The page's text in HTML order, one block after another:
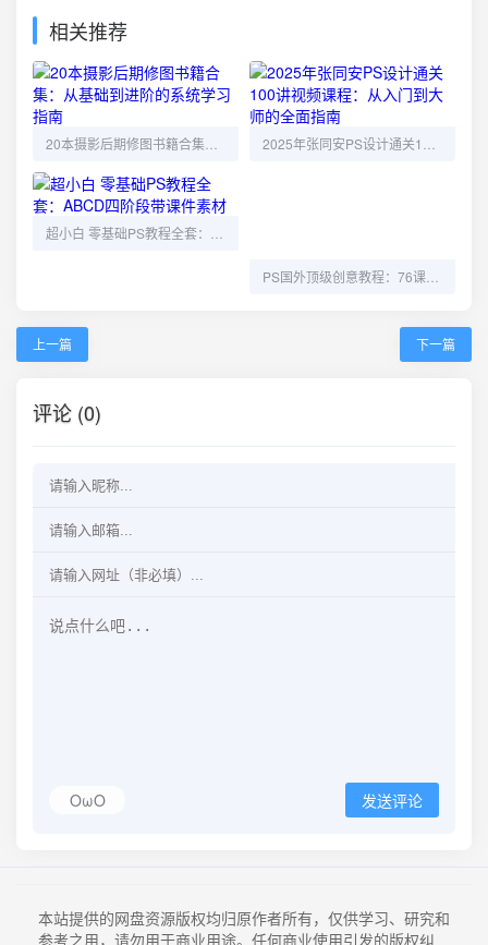
相关推荐
上一篇 下一篇
评论 (0)
OωO 发送评论
本站提供的网盘资源版权均归原作者所有，仅供学习、研究和
参考之用，请勿用于商业用途。任何商业使用引发的版权纠